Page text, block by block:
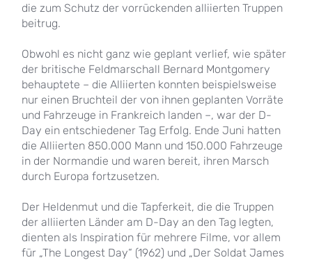
die zum Schutz der vorrückenden alliierten Truppen
beitrug.
Obwohl es nicht ganz wie geplant verlief, wie später
der britische Feldmarschall Bernard Montgomery
behauptete – die Alliierten konnten beispielsweise
nur einen Bruchteil der von ihnen geplanten Vorräte
und Fahrzeuge in Frankreich landen –, war der D-
Day ein entschiedener Tag Erfolg. Ende Juni hatten
die Alliierten 850.000 Mann und 150.000 Fahrzeuge
in der Normandie und waren bereit, ihren Marsch
durch Europa fortzusetzen.
Der Heldenmut und die Tapferkeit, die die Truppen
der alliierten Länder am D-Day an den Tag legten,
dienten als Inspiration für mehrere Filme, vor allem
für „The Longest Day“ (1962) und „Der Soldat James